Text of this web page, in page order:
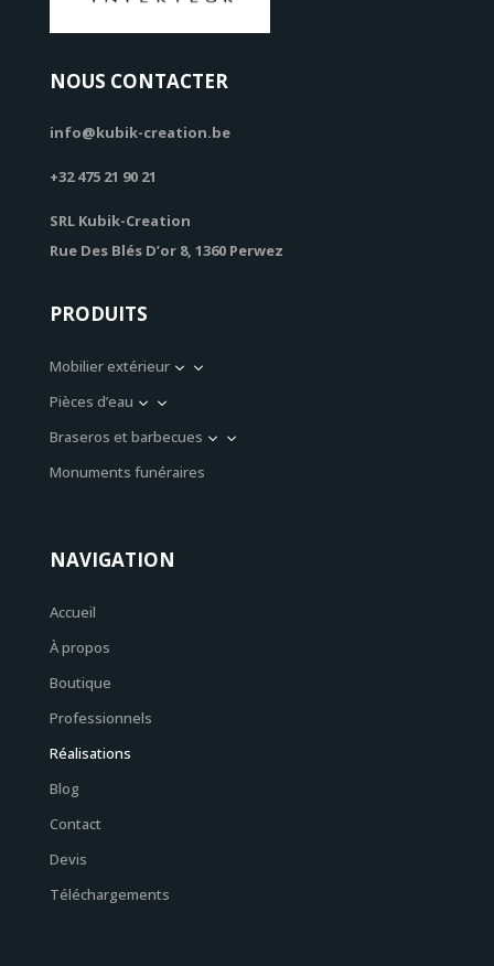
NOUS CONTACTER
info@kubik-creation.be
+32 475 21 90 21
SRL Kubik-Creation
Rue Des Blés D’or 8, 1360 Perwez
PRODUITS
Mobilier extérieur 3
Pièces d’eau 3
Braseros et barbecues 3
Monuments funéraires
NAVIGATION
Accueil
À propos
Boutique
Professionnels
Réalisations
Blog
Contact
Devis
Téléchargements